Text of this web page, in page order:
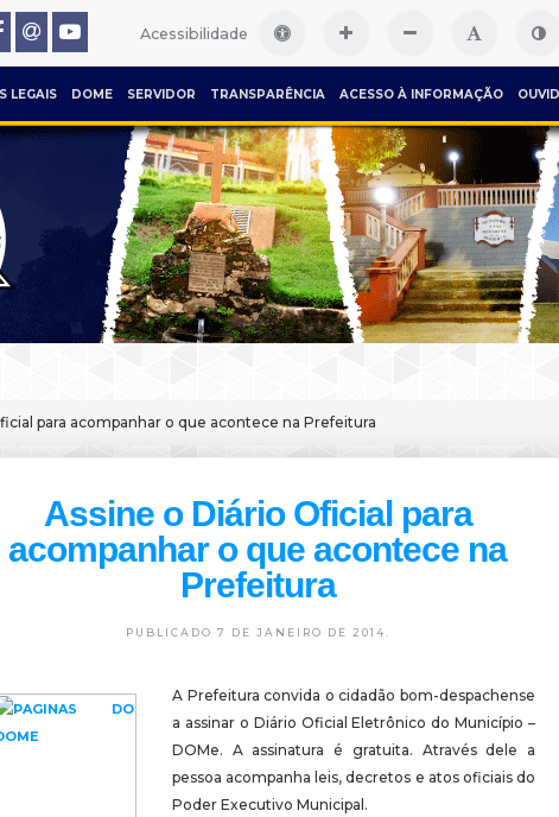
Acessibilidade
LEGAIS DOME SERVIDOR TRANSPARÊNCIA ACESSO À INFORMAÇÃO
para acompanhar o que acontece na Prefeitura
Assine o Diário Oficial para
acompanhar o que acontece na
Prefeitura
PUBLICADO 7 DE JANEIRO DE 2014.
A Prefeitura convida o cidadão bom-despachense
a assinar o Diário Oficial Eletrônico do Município –
DOMe. A assinatura é gratuita. Através dele a
pessoa acompanha leis, decretos e atos oficiais do
Poder Executivo Municipal.